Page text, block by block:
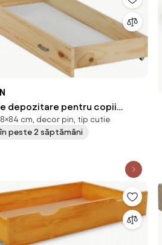
depozitare pentru copii
D3 pincm, decor pin, tip cutie
peste 2 săptămâni